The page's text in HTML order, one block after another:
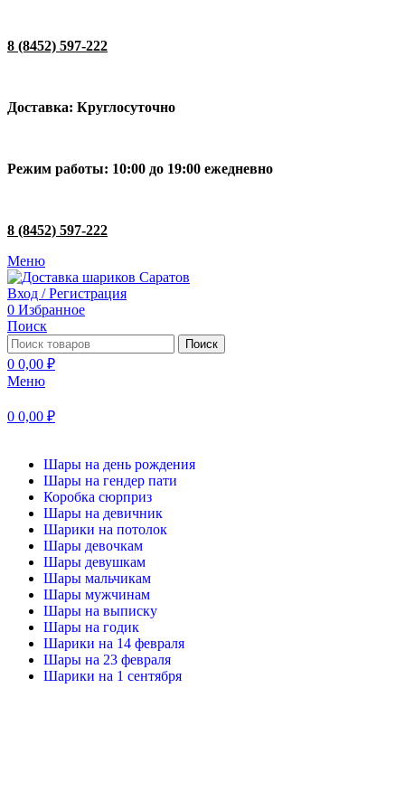
8 (8452) 597-222
Доставка: Круглосуточно
Режим работы: 10:00 до 19:00 ежедневно
8 (8452) 597-222
Меню
Вход / Регистрация
0 Избранное
Поиск
Поиск
0 0,00 ₽
Меню
0 0,00 ₽
Шары на день рождения
Шары на гендер пати
Коробка сюрприз
Шары на девичник
Шарики на потолок
Шары девочкам
Шары девушкам
Шары мальчикам
Шары мужчинам
Шары на выписку
Шары на годик
Шарики на 14 февраля
Шары на 23 февраля
Шарики на 1 сентября